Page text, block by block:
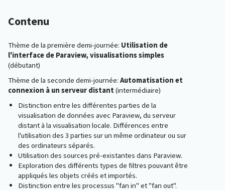
Contenu
Thème de la première demi-journée: Utilisation de
l'interface de Paraview, visualisations simples
(débutant)
Thème de la seconde demi-journée: Automatisation et
connexion à un serveur distant(intermédiaire)
Distinction entre les différentes parties de la
visualisation de données avec Paraview, du serveur
distant à la visualisation locale. Différences entre
l'utilisation des 3 parties sur un même ordinateur ou sur
des ordinateurs séparés.
Utilisation des sources pré-existantes dans Paraview.
Exploration des différents types de filtres pouvant être
appliqués les objets créés et importés.
Distinction entre les processus "fan in" et "fan out".